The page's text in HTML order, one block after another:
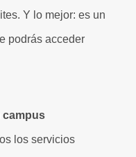
Y lo mejor: es un
podrás acceder
campus
los servicios